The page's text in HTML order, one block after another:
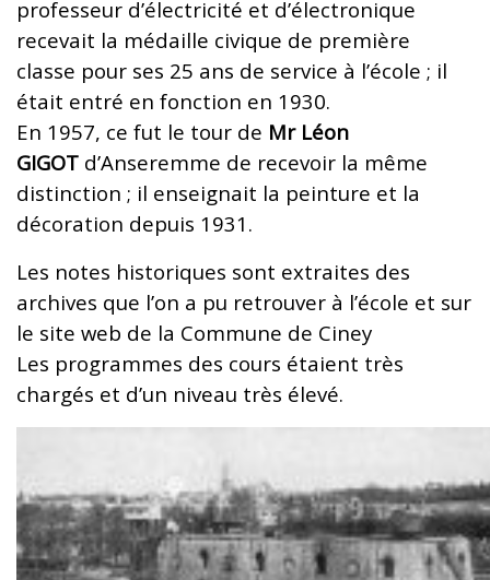
professeur d’électricité et d’électronique
recevait la médaille civique de première
classe pour ses 25 ans de service à l’école ; il
était entré en fonction en 1930.
En 1957, ce fut le tour de Mr Léon
GIGOT d’Anseremme de recevoir la même
distinction ; il enseignait la peinture et la
décoration depuis 1931.
Les notes historiques sont extraites des
archives que l’on a pu retrouver à l’école et sur
le site web de la Commune de Ciney
Les programmes des cours étaient très
chargés et d’un niveau très élevé.